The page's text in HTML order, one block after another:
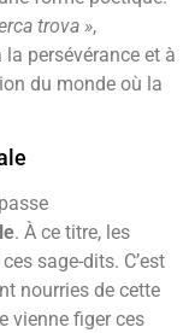
trova »,
persévérance et à
du monde où la
. À ce titre, les
sage-dits. C’est
nourries de cette
vienne figer ces